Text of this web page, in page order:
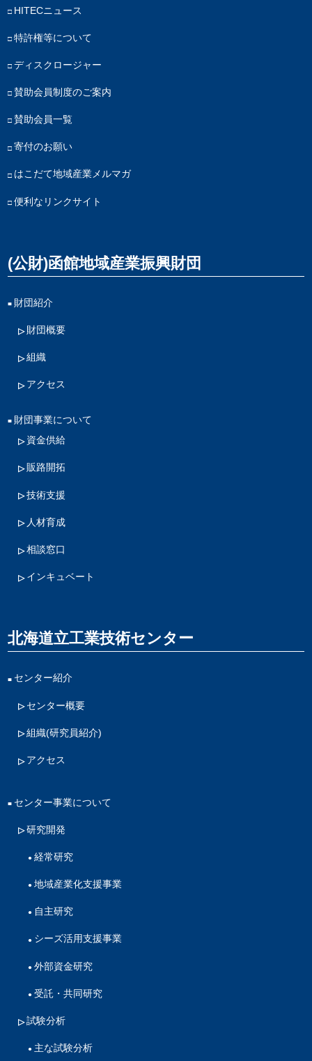
HITECニュース
特許権等について
ディスクロージャー
賛助会員制度のご案内
賛助会員一覧
寄付のお願い
はこだて地域産業メルマガ
便利なリンクサイト
(公財)函館地域産業振興財団
財団紹介
財団概要
組織
アクセス
財団事業について
資金供給
販路開拓
技術支援
人材育成
相談窓口
インキュベート
北海道立工業技術センター
センター紹介
センター概要
組織(研究員紹介)
アクセス
センター事業について
研究開発
経常研究
地域産業化支援事業
自主研究
シーズ活用支援事業
外部資金研究
受託・共同研究
試験分析
主な試験分析